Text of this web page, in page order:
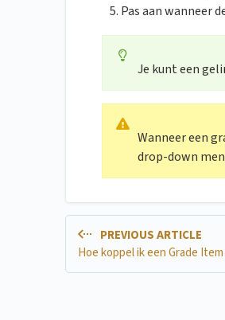
Pas aan wanneer
Je kunt een
Wanneer een
drop-down
PREVIOUS ARTICLE
Hoe koppel ik een Grade